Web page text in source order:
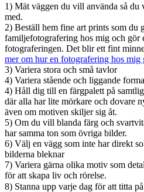
1) Mät väggen du vill använda så du
med.
2) Beställ hem fine art prints som du
familjefotografering hos mig och gör
fotograferingen. Det blir ett fint
mer om hur en fotografering hos
3) Variera stora och små tavlor
4) Variera stående och liggande
4) Håll dig till en färgpalett på
där alla har lite mörkare och dovare
även om motiven skiljer sig åt.
5) Om du vill blanda färg och
har samma ton som övriga bilder.
6) Välj en vägg som inte har direkt
bilderna bleknar
7) Variera gärna olika motiv som
för att skapa liv och rörelse.
8) Stanna upp varje dag för att titta